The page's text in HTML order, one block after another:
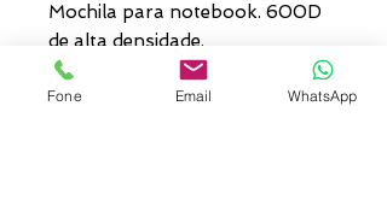
Mochila para notebook. 600D
de alta densidade.
Compartimento forrado, com
divisória almofadada para
Fone Email WhatsApp